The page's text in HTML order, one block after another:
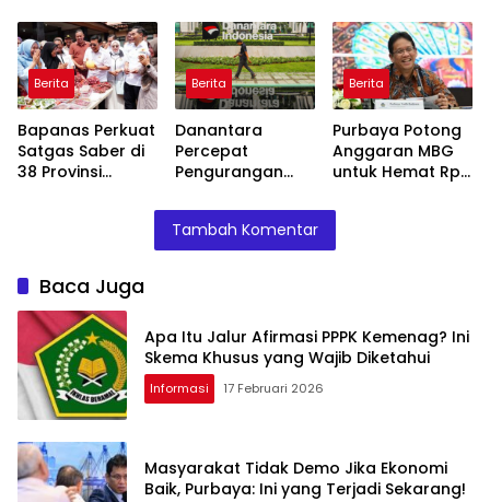
yang Wajib
Diketahui
Terjadi Sekarang!
Berita
Bapanas Perkuat
Satgas Saber di
38 Provinsi
Berita
Danantara
Percepat
Pengurangan
Belasan Anak
Usaha TLKM dan
SMGR
Berita
Purbaya Potong
Anggaran MBG
untuk Hemat Rp
Dialihkan ke
Mendesak
Tambah Komentar
Baca Juga
Apa Itu Jalur Afirmasi PPPK Kemenag? Ini
Skema Khusus yang Wajib Diketahui
Informasi 17 Februari 2026
Masyarakat Tidak Demo Jika Ekonomi
Baik, Purbaya: Ini yang Terjadi Sekarang!